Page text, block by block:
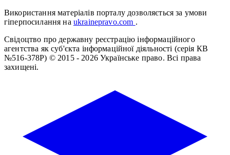
Використання матеріалів порталу дозволяється за умови
гіперпосилання на ukrainepravo.com .
Свідоцтво про державну реєстрацію інформаційного
агентства як суб'єкта інформаційної діяльності (серія КВ
№516-378Р) © 2015 - 2026 Українське право. Всі права
захищені.